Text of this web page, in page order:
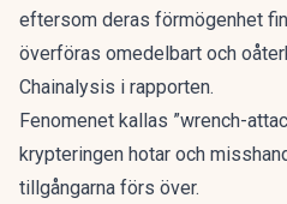
eftersom deras förmögenhet
överföras omedelbart och
Chainalysis i rapporten.
Fenomenet kallas ”wrench-
krypteringen hotar och
tillgångarna förs över.